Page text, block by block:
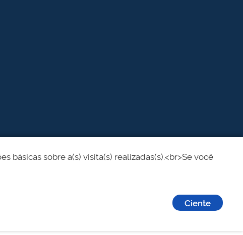
sobre a(s) visita(s) realizadas(s).<br>Se você
Ciente